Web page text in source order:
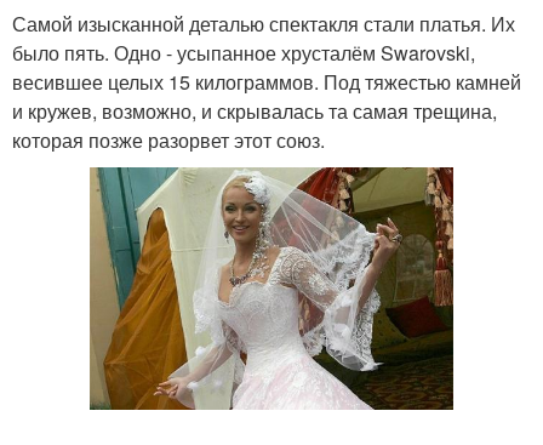
Самой изысканной деталью спектакля стали платья. Их
было пять. Одно - усыпанное хрусталём Swarovski,
весившее целых 15 килограммов. Под тяжестью камней
и кружев, возможно, и скрывалась та самая трещина,
которая позже разорвет этот союз.